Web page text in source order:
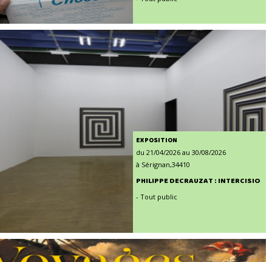
EXPOSITION
du 21/04/2026 au 30/08/2026
à Sérignan,34410
PHILIPPE DECRAUZAT : INTERCISIO
- Tout public